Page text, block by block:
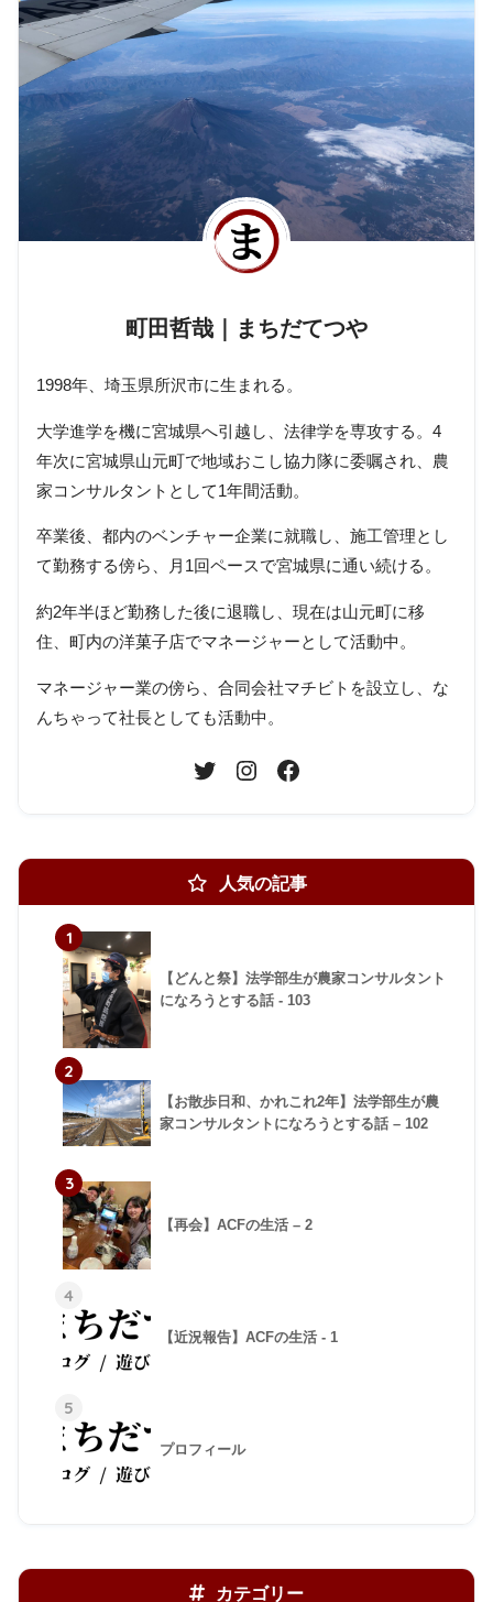
町田哲哉｜まちだてつや
1998年、埼玉県所沢市に生まれる。
大学進学を機に宮城県へ引越し、法律学を専攻する。4
年次に宮城県山元町で地域おこし協力隊に委嘱され、農
家コンサルタントとして1年間活動。
卒業後、都内のベンチャー企業に就職し、施工管理とし
て勤務する傍ら、月1回ペースで宮城県に通い続ける。
約2年半ほど勤務した後に退職し、現在は山元町に移
住、町内の洋菓子店でマネージャーとして活動中。
マネージャー業の傍ら、合同会社マチビトを設立し、な
んちゃって社長としても活動中。
人気の記事
1
【どんと祭】法学部生が農家コンサルタント
になろうとする話 - 103
2
【お散歩日和、かれこれ2年】法学部生が農
家コンサルタントになろうとする話 – 102
3
【再会】ACFの生活 – 2
4
【近況報告】ACFの生活 - 1
5
プロフィール
カテゴリー